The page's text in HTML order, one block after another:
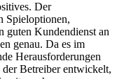
Der
Spieloptionen,
guten Kundendienst an
genau. Da es im
Herausforderungen
der Betreiber entwickelt,